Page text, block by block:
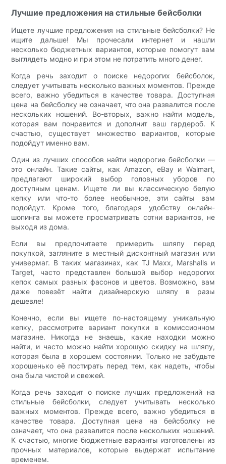
Лучшие предложения на стильные бейсболки
Ищете лучшие предложения на стильные бейсболки? Не
ищите дальше! Мы прочесали интернет и нашли
несколько бюджетных вариантов, которые помогут вам
выглядеть модно и при этом не потратить много денег.
Когда речь заходит о поиске недорогих бейсболок,
следует учитывать несколько важных моментов. Прежде
всего, важно убедиться в качестве товара. Доступная
цена на бейсболку не означает, что она развалится после
нескольких ношений. Во-вторых, важно найти модель,
которая вам понравится и дополнит ваш гардероб. К
счастью, существует множество вариантов, которые
подойдут именно вам.
Один из лучших способов найти недорогие бейсболки —
это онлайн. Такие сайты, как Amazon, eBay и Walmart,
предлагают широкий выбор головных уборов по
доступным ценам. Ищете ли вы классическую белую
кепку или что-то более необычное, эти сайты вам
подойдут. Кроме того, благодаря удобству онлайн-
шопинга вы можете просматривать сотни вариантов, не
выходя из дома.
Если вы предпочитаете примерить шляпу перед
покупкой, загляните в местный дисконтный магазин или
универмаг. В таких магазинах, как TJ Maxx, Marshalls и
Target, часто представлен большой выбор недорогих
кепок самых разных фасонов и цветов. Возможно, вам
даже повезёт найти дизайнерскую шляпу в разы
дешевле!
Конечно, если вы ищете по-настоящему уникальную
кепку, рассмотрите вариант покупки в комиссионном
магазине. Никогда не знаешь, какие находки можно
найти, и часто можно найти хорошую скидку на шляпу,
которая была в хорошем состоянии. Только не забудьте
хорошенько её постирать перед тем, как надеть, чтобы
она была чистой и свежей.
Когда речь заходит о поиске лучших предложений на
стильные бейсболки, следует учитывать несколько
важных моментов. Прежде всего, важно убедиться в
качестве товара. Доступная цена на бейсболку не
означает, что она развалится после нескольких ношений.
К счастью, многие бюджетные варианты изготовлены из
прочных материалов, которые выдержат испытание
временем.